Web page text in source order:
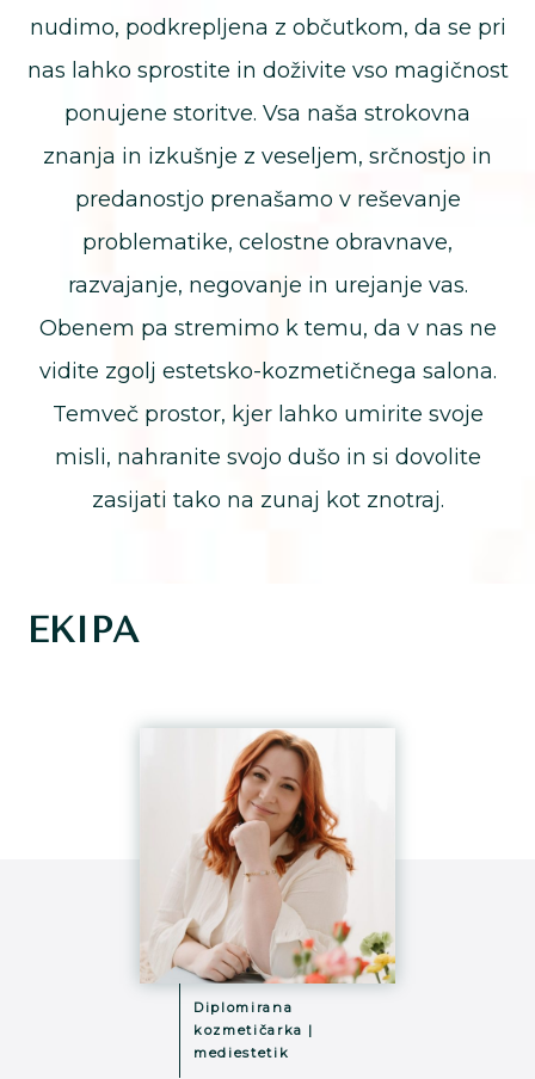
nudimo, podkrepljena z občutkom, da se pri
nas lahko sprostite in doživite vso magičnost
ponujene storitve. Vsa naša strokovna
znanja in izkušnje z veseljem, srčnostjo in
predanostjo prenašamo v reševanje
problematike, celostne obravnave,
razvajanje, negovanje in urejanje vas.
Obenem pa stremimo k temu, da v nas ne
vidite zgolj estetsko-kozmetičnega salona.
Temveč prostor, kjer lahko umirite svoje
misli, nahranite svojo dušo in si dovolite
zasijati tako na zunaj kot znotraj.
EKIPA
Diplomirana
kozmetičarka |
mediestetik